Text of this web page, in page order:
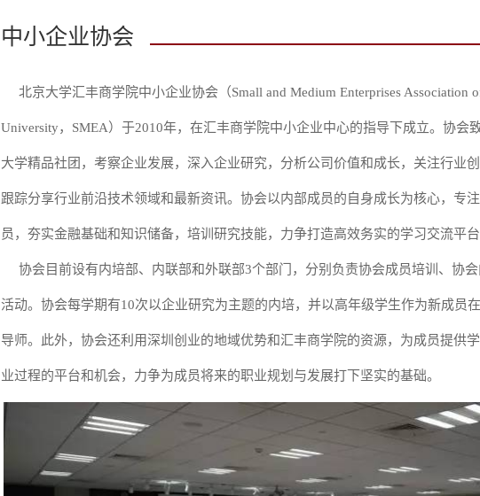
中小企业协会
北京大学汇丰商学院中小企业协会（Small and Medium Enterprises Association
University，SMEA）于2010年，在汇丰商学院中小企业中心的指导下成立。协会
大学精品社团，考察企业发展，深入企业研究，分析公司价值和成长，关注行业创
跟踪分享行业前沿技术领域和最新资讯。协会以内部成员的自身成长为核心，专
员，夯实金融基础和知识储备，培训研究技能，力争打造高效务实的学习交流平台
协会目前设有内培部、内联部和外联部3个部门，分别负责协会成员培训、协
活动。协会每学期有10次以企业研究为主题的内培，并以高年级学生作为新成员
导师。此外，协会还利用深圳创业的地域优势和汇丰商学院的资源，为成员提供
业过程的平台和机会，力争为成员将来的职业规划与发展打下坚实的基础。